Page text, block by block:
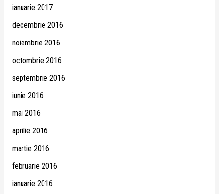
ianuarie 2017
decembrie 2016
noiembrie 2016
octombrie 2016
septembrie 2016
iunie 2016
mai 2016
aprilie 2016
martie 2016
februarie 2016
ianuarie 2016